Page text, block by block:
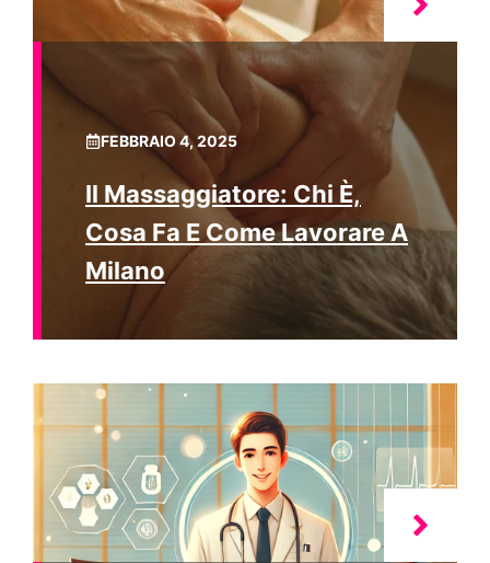
FEBBRAIO 4, 2025
Il Massaggiatore: Chi È,
Cosa Fa E Come Lavorare A
Milano